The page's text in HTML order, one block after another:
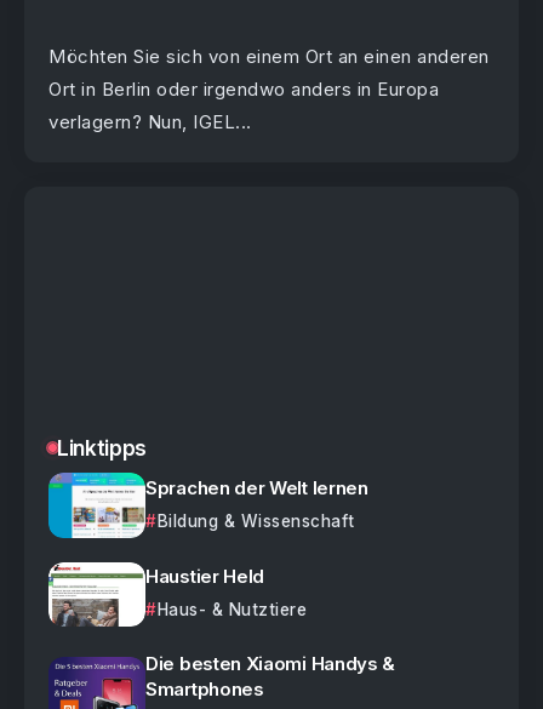
Möchten Sie sich von einem Ort an einen anderen
Ort in Berlin oder irgendwo anders in Europa
verlagern? Nun, IGEL...
Linktipps
Sprachen der Welt lernen
Bildung & Wissenschaft
Haustier Held
Haus- & Nutztiere
Die besten Xiaomi Handys &
Smartphones